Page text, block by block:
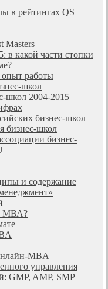
в рейтингах QS
Masters
в какой части стопки
работы
школ
школ 2004-2015
бизнес-школ
бизнес-школ
бизнес-
и содержание
МВА?
MBA
управления
GMP, AMP, SMP